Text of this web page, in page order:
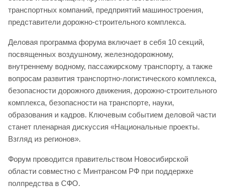
транспортных компаний, предприятий машиностроения,
представители дорожно-строительного комплекса.
Деловая программа форума включает в себя 10 секций,
посвященных воздушному, железнодорожному,
внутреннему водному, пассажирскому транспорту, а также
вопросам развития транспортно-логистического комплекса,
безопасности дорожного движения, дорожно-строительного
комплекса, безопасности на транспорте, науки,
образования и кадров. Ключевым событием деловой части
станет пленарная дискуссия «Национальные проекты.
Взгляд из регионов».
Форум проводится правительством Новосибирской
области совместно с Минтрансом РФ при поддержке
полпредства в СФО.